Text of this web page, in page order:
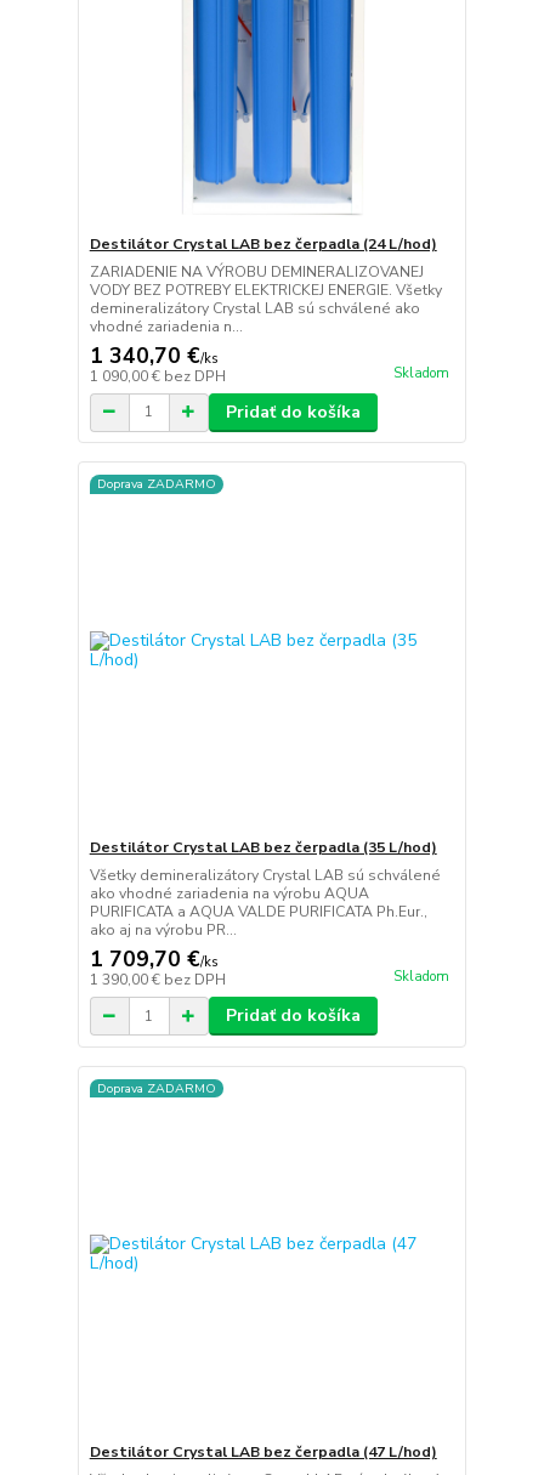
Destilátor Crystal LAB bez čerpadla (24 L/hod)
ZARIADENIE NA VÝROBU DEMINERALIZOVANEJ
VODY BEZ POTREBY ELEKTRICKEJ ENERGIE. Všetky
demineralizátory Crystal LAB sú schválené ako
vhodné zariadenia n...
1 340,70 €/ks
1 090,00 € bez DPH Skladom
Pridať do košíka
Doprava ZADARMO
Destilátor Crystal LAB bez čerpadla (35 L/hod)
Všetky demineralizátory Crystal LAB sú schválené
ako vhodné zariadenia na výrobu AQUA
PURIFICATA a AQUA VALDE PURIFICATA Ph.Eur.,
ako aj na výrobu PR...
1 709,70 €/ks
1 390,00 € bez DPH Skladom
Pridať do košíka
Doprava ZADARMO
Destilátor Crystal LAB bez čerpadla (47 L/hod)